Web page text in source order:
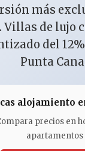
más
Villas de lujo
del
Punta
alojamiento
precios en
apartamentos